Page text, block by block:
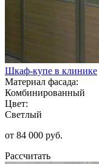
Шкаф-купе в клинике
Материал фасада:
Комбинированный
Цвет:
Светлый
от 84 000 руб.
Рассчитать